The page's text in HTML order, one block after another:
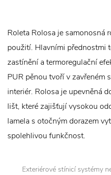
Roleta Rolosa je samonosná
použití. Hlavními přednostmi
zastínění a termoregulační
PUR pěnou tvoří v zavřeném
interiér. Rolosa je upevněná
lišt, které zajišťují vysokou
lamela s otočným dorazem
spolehlivou funkčnost.
Exteriérové stínicí systémy